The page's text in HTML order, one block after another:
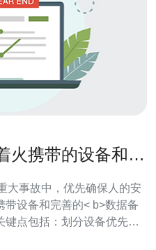
火携带的设备和数
设备和完善的< b>数据备
点包括：划分设备优先级